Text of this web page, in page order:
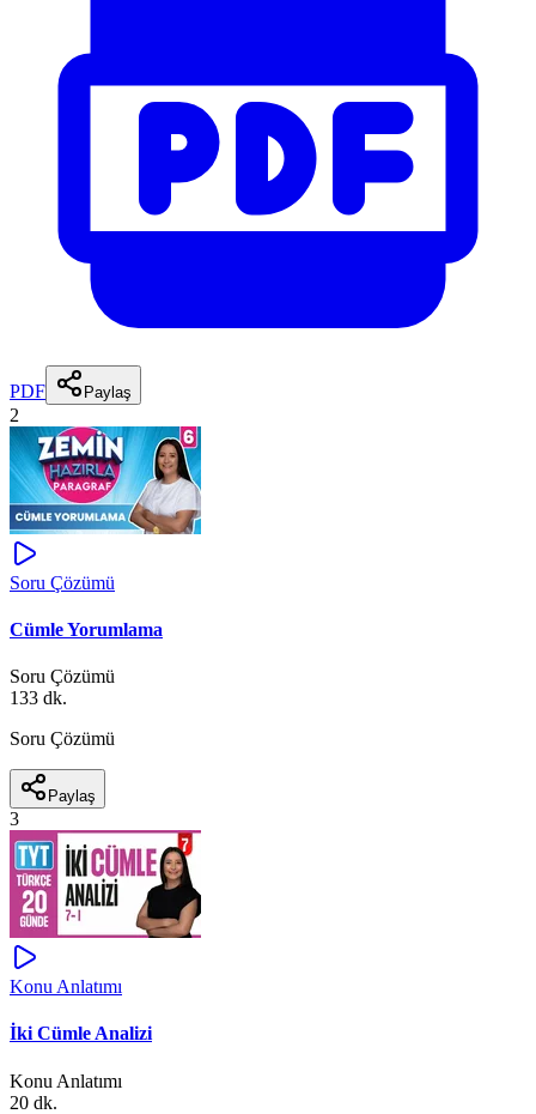
PDF Paylaş
2
Soru Çözümü
Cümle Yorumlama
Soru Çözümü
133 dk.
Soru Çözümü
Paylaş
3
Konu Anlatımı
İki Cümle Analizi
Konu Anlatımı
20 dk.